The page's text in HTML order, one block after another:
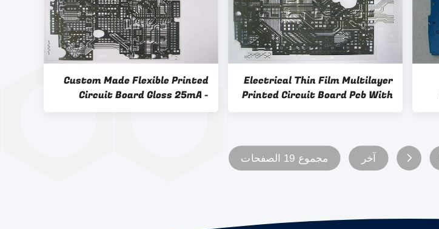
Custom Made Flexible Printed
Circuit Board Gloss 25mA -
100mA , High Reliability
Electrical Thin Film Multilayer
Printed Circuit Board Pcb With
3M Adhesive
آخر مجموع 19 الصفحات